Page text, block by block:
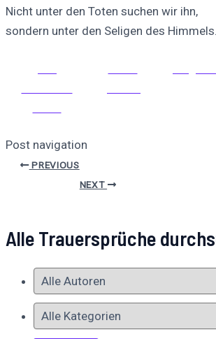
Nicht unter den Toten suchen wir ihn,
sondern unter den Seligen des Himmels.
Post navigation
PREVIOUS
NEXT
Alle Trauersprüche